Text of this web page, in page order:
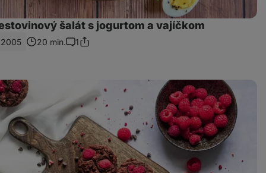
šalát s jogurtom a vajíčkom
2005 20 min.
Komentáre
1Zdieľať